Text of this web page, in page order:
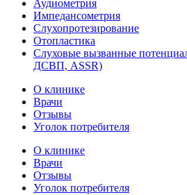
Аудиометрия
Импедансометрия
Слухопротезирование
Отопластика
Слуховые вызванные
ДСВП, ASSR)
О клинике
Врачи
Отзывы
Уголок потребителя
О клинике
Врачи
Отзывы
Уголок потребителя